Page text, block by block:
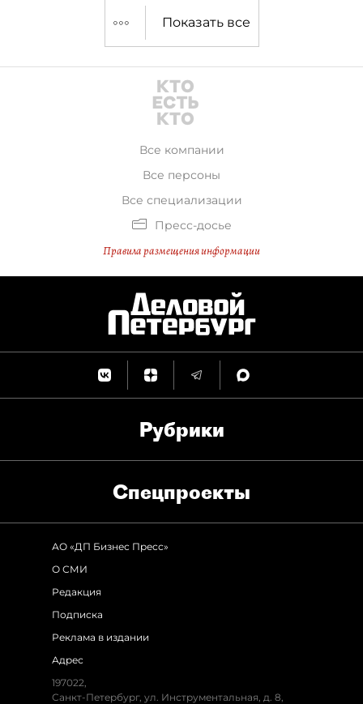
рынка лоцманских услуг в
России.
Показать все
Все компании
Все персоны
Все специализации
Пресс-досье
Правила размещения информации
Рубрики
Спец­проекты
АО «ДП Бизнес Пресс»
О СМИ
Редакция
Подписка
Реклама в издании
Адрес
197022,
Санкт-Петербург, ул. Инструментальная, д. 8,